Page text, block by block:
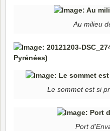
Au milieu
Le sommet est si
Port